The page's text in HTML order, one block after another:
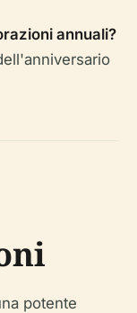
annuali?
potente